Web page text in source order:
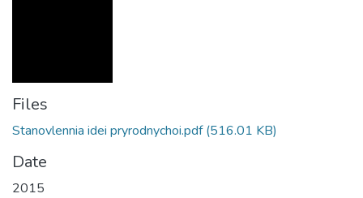
Files
Stanovlennia idei pryrodnychoi.pdf(516.01 KB)
Date
2015